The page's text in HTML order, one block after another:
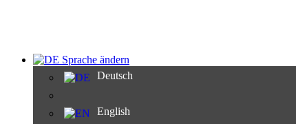
Sprache ändern
Deutsch
English